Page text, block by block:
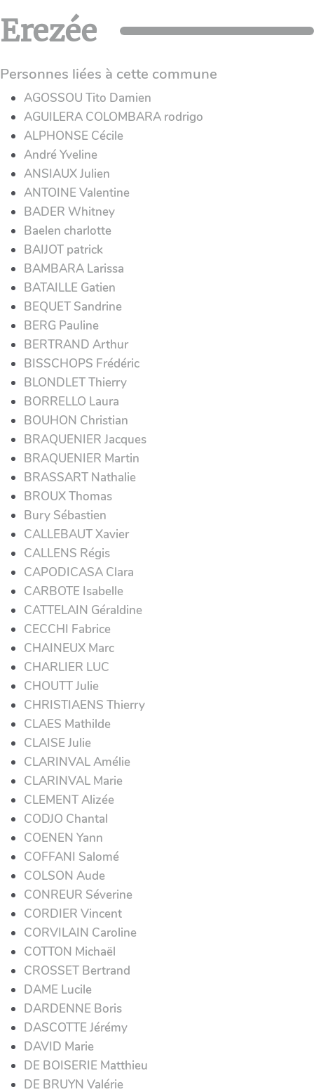
Erezée
Personnes liées à cette commune
AGOSSOU Tito Damien
AGUILERA COLOMBARA rodrigo
ALPHONSE Cécile
André Yveline
ANSIAUX Julien
ANTOINE Valentine
BADER Whitney
Baelen charlotte
BAIJOT patrick
BAMBARA Larissa
BATAILLE Gatien
BEQUET Sandrine
BERG Pauline
BERTRAND Arthur
BISSCHOPS Frédéric
BLONDLET Thierry
BORRELLO Laura
BOUHON Christian
BRAQUENIER Jacques
BRAQUENIER Martin
BRASSART Nathalie
BROUX Thomas
Bury Sébastien
CALLEBAUT Xavier
CALLENS Régis
CAPODICASA Clara
CARBOTE Isabelle
CATTELAIN Géraldine
CECCHI Fabrice
CHAINEUX Marc
CHARLIER LUC
CHOUTT Julie
CHRISTIAENS Thierry
CLAES Mathilde
CLAISE Julie
CLARINVAL Amélie
CLARINVAL Marie
CLEMENT Alizée
CODJO Chantal
COENEN Yann
COFFANI Salomé
COLSON Aude
CONREUR Séverine
CORDIER Vincent
CORVILAIN Caroline
COTTON Michaël
CROSSET Bertrand
DAME Lucile
DARDENNE Boris
DASCOTTE Jérémy
DAVID Marie
DE BOISERIE Matthieu
DE BRUYN Valérie